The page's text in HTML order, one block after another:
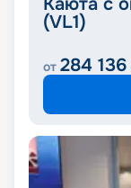
(VL1)
от 284 136